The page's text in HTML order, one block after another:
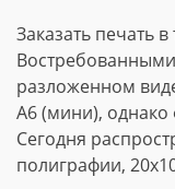
Заказать печать
разложенном
А6 (мини), однако
Сегодня
полиграфии,